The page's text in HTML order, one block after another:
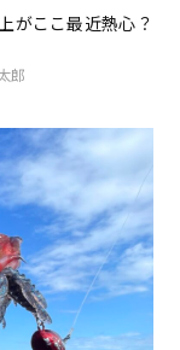
がここ最近熱心？
郎